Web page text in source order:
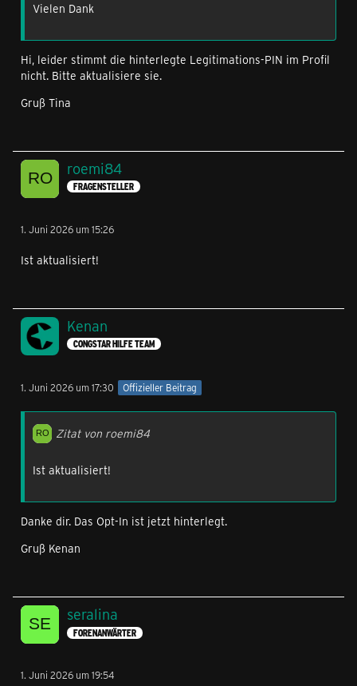
Vielen Dank
Hi, leider stimmt die hinterlegte Legitimations-PIN im Profil
nicht. Bitte aktualisiere sie.
Gruß Tina
roemi84
FRAGENSTELLER
1. Juni 2026 um 15:26
Ist aktualisiert!
Kenan
CONGSTAR HILFE TEAM
1. Juni 2026 um 17:30 Offizieller Beitrag
Zitat von roemi84
Ist aktualisiert!
Danke dir. Das Opt-In ist jetzt hinterlegt.
Gruß Kenan
seralina
FORENANWÄRTER
1. Juni 2026 um 19:54